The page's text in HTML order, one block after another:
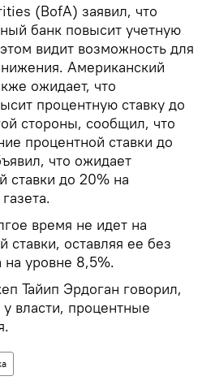
(BofA) заявил, что
банк повысит учетную
видит возможность для
Американский
ожидает, что
процентную ставку до
стороны, сообщил, что
процентной ставки до
что ожидает
ставки до 20% на
время не идет на
оставляя ее без
на уровне 8,5%.
Тайип Эрдоган говорил,
власти, процентные